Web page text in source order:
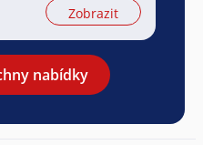
Zobrazit
nabídky